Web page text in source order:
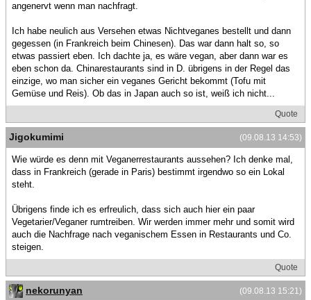
angenervt wenn man nachfragt.
Ich habe neulich aus Versehen etwas Nichtveganes bestellt und dann
gegessen (in Frankreich beim Chinesen). Das war dann halt so, so
etwas passiert eben. Ich dachte ja, es wäre vegan, aber dann war es
eben schon da. Chinarestaurants sind in D. übrigens in der Regel das
einzige, wo man sicher ein veganes Gericht bekommt (Tofu mit
Gemüse und Reis). Ob das in Japan auch so ist, weiß ich nicht...
Quote
(09.08.13 14:53)
Jigokumimi
Wie würde es denn mit Veganerrestaurants aussehen? Ich denke mal,
dass in Frankreich (gerade in Paris) bestimmt irgendwo so ein Lokal
steht.
Übrigens finde ich es erfreulich, dass sich auch hier ein paar
Vegetarier/Veganer rumtreiben. Wir werden immer mehr und somit wird
auch die Nachfrage nach veganischem Essen in Restaurants und Co.
steigen.
Quote
(09.08.13 15:21)
nekorunyan